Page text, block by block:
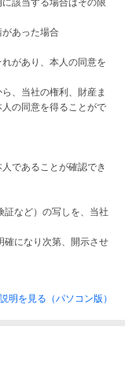
該当する場合はその限
あった場合
があり、本人の同意を
、当社の権利、財産ま
の同意を得ることがで
であることが確認でき
など）の写しを、当社
になり次第、開示させ
明を見る（パソコン版）